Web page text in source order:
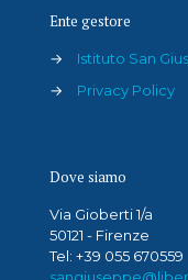
Ente gestore
→
Istituto San
→
Privacy Policy
Dove siamo
Via Gioberti 1/a
50121 - Firenze
Tel: +39 055 670559